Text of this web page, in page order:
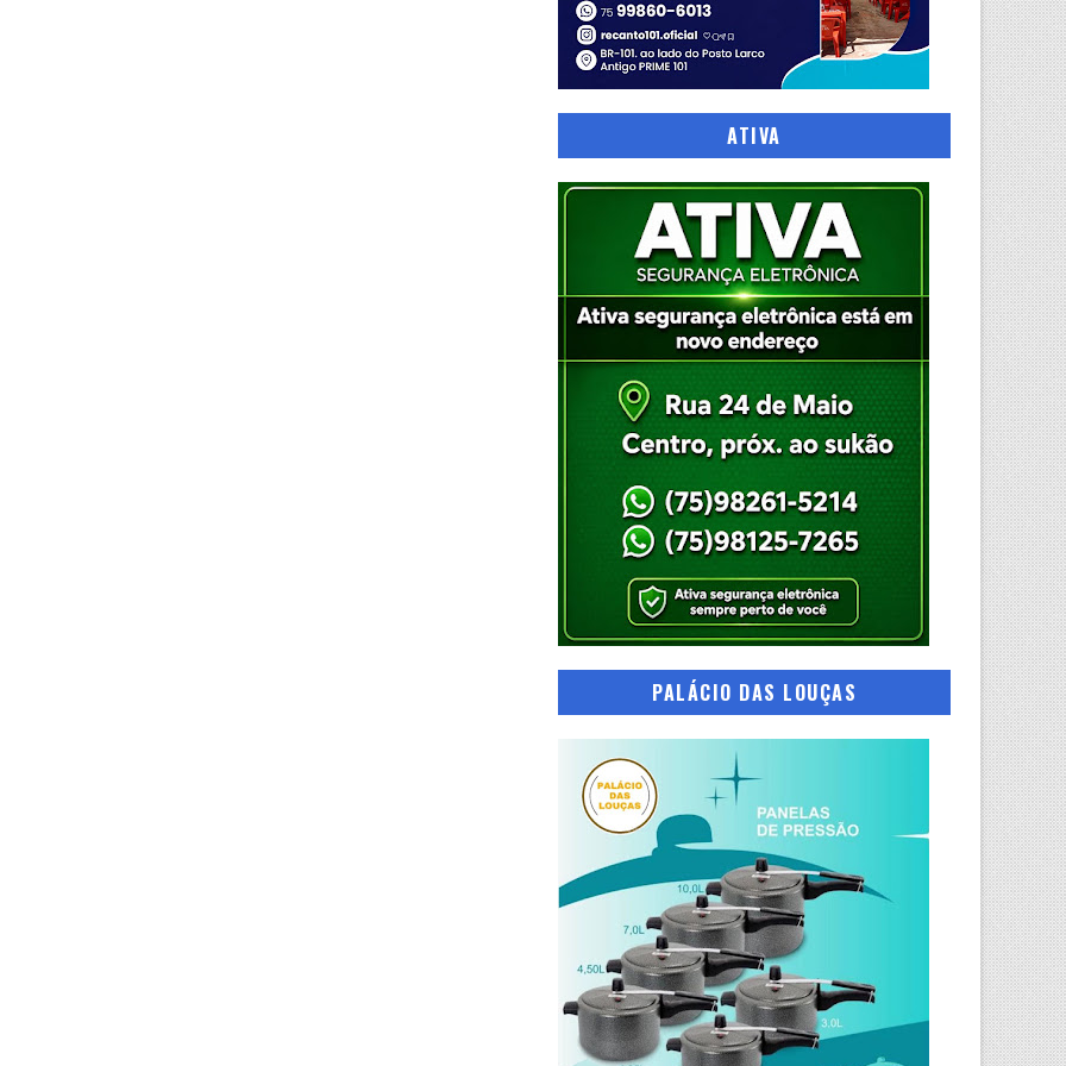
ATIVA
PALÁCIO DAS LOUÇAS